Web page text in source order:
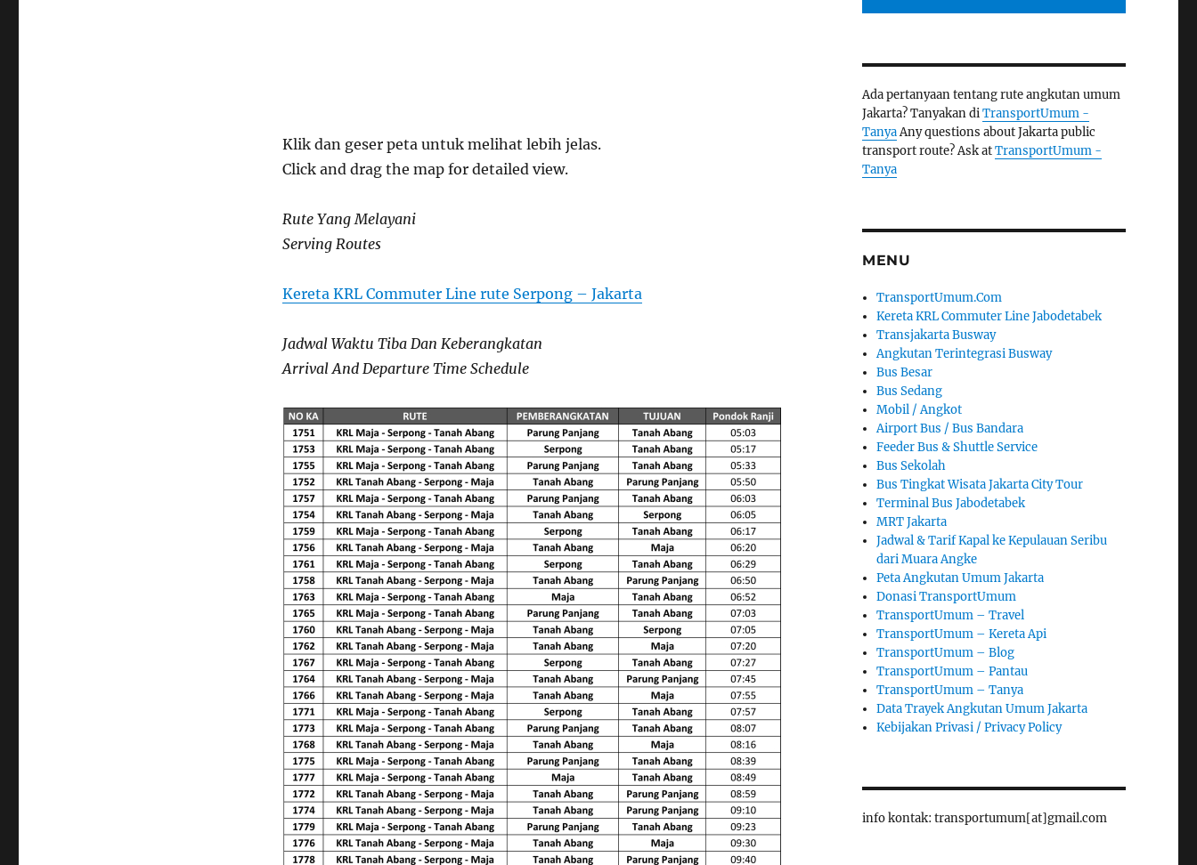
Klik dan geser peta untuk melihat lebih jelas.
Click and drag the map for detailed view.
Rute Yang Melayani
Serving Routes
Kereta KRL Commuter Line rute Serpong – Jakarta
Jadwal Waktu Tiba Dan Keberangkatan
Arrival And Departure Time Schedule
Ada pertanyaan tentang rute angkutan umum
Jakarta? Tanyakan diTransportUmum -
TanyaAny questions about Jakarta public
transport route? Ask atTransportUmum -
Tanya
MENU
TransportUmum.Com
Kereta KRL Commuter Line Jabodetabek
Transjakarta Busway
Angkutan Terintegrasi Busway
Bus Besar
Bus Sedang
Mobil / Angkot
Airport Bus / Bus Bandara
Feeder Bus & Shuttle Service
Bus Sekolah
Bus Tingkat Wisata Jakarta City Tour
Terminal Bus Jabodetabek
MRT Jakarta
Jadwal & Tarif Kapal ke Kepulauan Seribu
dari Muara Angke
Peta Angkutan Umum Jakarta
Donasi TransportUmum
TransportUmum – Travel
TransportUmum – Kereta Api
TransportUmum – Blog
TransportUmum – Pantau
TransportUmum – Tanya
Data Trayek Angkutan Umum Jakarta
Kebijakan Privasi / Privacy Policy
info kontak: transportumum[at]gmail.com